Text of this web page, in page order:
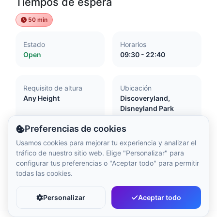
Shanghai Disneyland
Hora local:
Tokyo DisneySea
Hora local: 5:38 PM
Tokyo Disneyland
5:38 PM
Preferencias de cookies
Usamos cookies para mejorar tu experiencia y analizar el
tráfico de nuestro sitio web. Elige "Personalizar" para
configurar tus preferencias o "Aceptar todo" para permitir
todas las cookies.
Personalizar Aceptar todo
50 min
Estado
Open
Horarios
09:30 - 22:40
Requisito de altura
Any Height
Ubicación
Discoveryland,
Disneyland Park
Accesibilidad
Attraction with little or no flash
Accessible to pregnant women
Transfer from your wheelchair essential